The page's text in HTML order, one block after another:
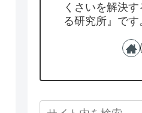
くさいを解決
る研究所』です